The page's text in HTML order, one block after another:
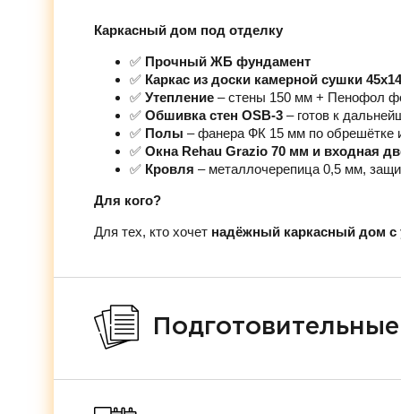
Каркасный дом под отделку
✅ Прочный ЖБ фундамент
✅ Каркас из доски камерной сушки
✅ Утепление – стены 150 мм + Пенофол
✅ Обшивка стен OSB-3 – готов к
✅ Полы – фанера ФК 15 мм по обрешётке
✅ Окна Rehau Grazio 70 мм и входная
✅ Кровля – металлочерепица 0,5 мм,
Для кого?
Для тех, кто хочет надёжный каркасный дом с